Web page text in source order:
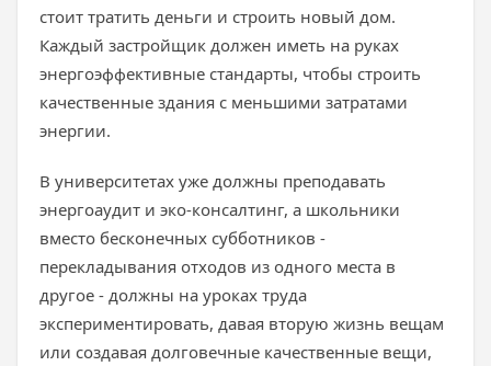
стоит тратить деньги и строить новый дом.
Каждый застройщик должен иметь на руках
энергоэффективные стандарты, чтобы строить
качественные здания с меньшими затратами
энергии.
В университетах уже должны преподавать
энергоаудит и эко-консалтинг, а школьники
вместо бесконечных субботников -
перекладывания отходов из одного места в
другое - должны на уроках труда
экспериментировать, давая вторую жизнь вещам
или создавая долговечные качественные вещи,